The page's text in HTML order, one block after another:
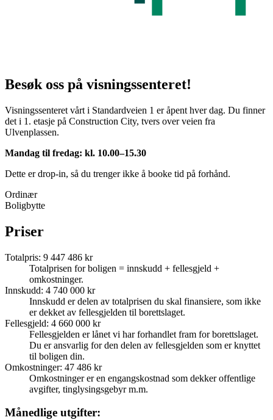
Besøk oss på visningssenteret!
Visningssenteret vårt i Standardveien 1 er åpent hver dag. Du finner
det i 1. etasje på Construction City, tvers over veien fra
Ulvenplassen.
Mandag til fredag: kl. 10.00–15.30
Dette er drop-in, så du trenger ikke å booke tid på forhånd.
Ordinær
Boligbytte
Priser
Totalpris: 9 447 486 kr
Totalprisen for boligen = innskudd + fellesgjeld +
omkostninger.
Innskudd: 4 740 000 kr
Innskudd er delen av totalprisen du skal finansiere, som ikke
er dekket av fellesgjelden til borettslaget.
Fellesgjeld: 4 660 000 kr
Fellesgjelden er lånet vi har forhandlet fram for borettslaget.
Du er ansvarlig for den delen av fellesgjelden som er knyttet
til boligen din.
Omkostninger: 47 486 kr
Omkostninger er en engangskostnad som dekker offentlige
avgifter, tinglysingsgebyr m.m.
Månedlige utgifter: